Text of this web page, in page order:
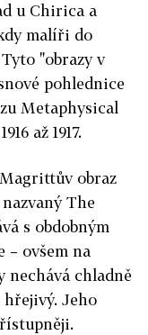
u Chirica a
malíři do
"obrazy v
pohlednice
Metaphysical
až 1917.
obraz
The
s obdobným
– ovšem na
nechává chladně
Jeho